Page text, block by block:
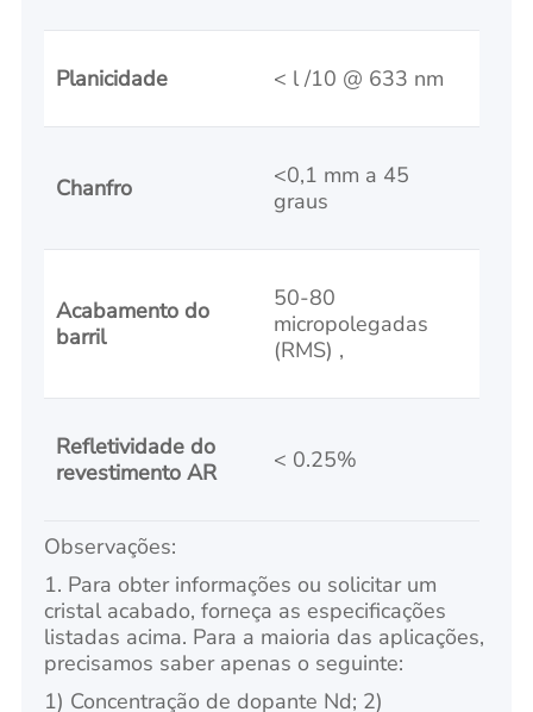
Planicidade < l /10 @ 633 nm
Chanfro
<0,1 mm a 45
graus
Acabamento do
barril
50-80
micropolegadas
(RMS) ,
Refletividade do
revestimento AR
< 0.25%
Observações:
1. Para obter informações ou solicitar um
cristal acabado, forneça as especificações
listadas acima. Para a maioria das aplicações,
precisamos saber apenas o seguinte:
1) Concentração de dopante Nd; 2)